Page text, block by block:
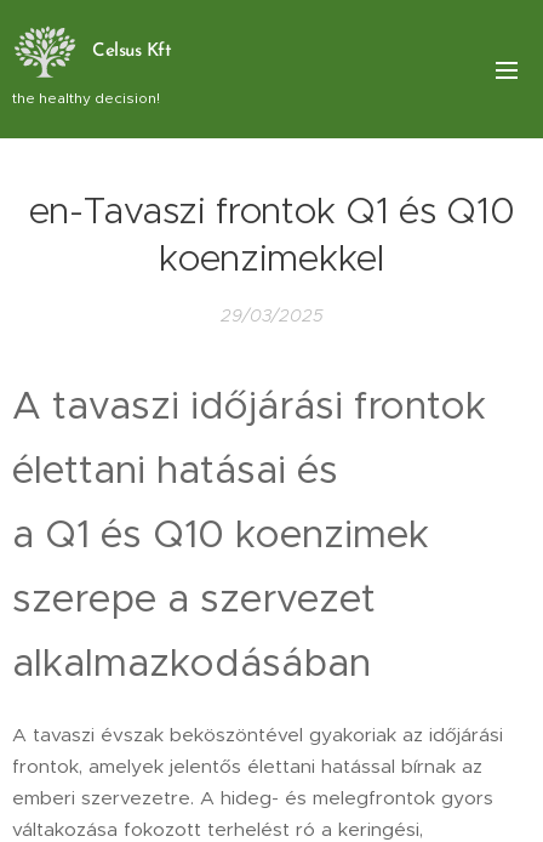
Celsus Kft
the healthy decision!
en-Tavaszi frontok Q1 és Q10
koenzimekkel
29/03/2025
A tavaszi időjárási frontok
élettani hatásai és
a Q1 és Q10 koenzimek
szerepe a szervezet
alkalmazkodásában
A tavaszi évszak beköszöntével gyakoriak az időjárási
frontok, amelyek jelentős élettani hatással bírnak az
emberi szervezetre. A hideg- és melegfrontok gyors
váltakozása fokozott terhelést ró a keringési,